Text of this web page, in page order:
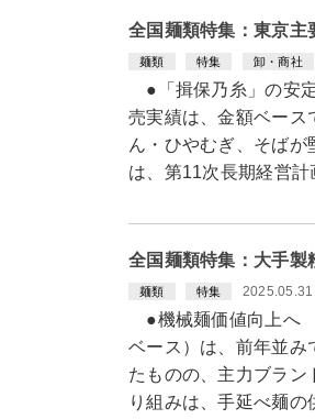
全国麺類特集：東京
麺類 特集 卸・商社
●「揖保乃糸」の安
売実績は、金額ベース
ん・ひやむぎ、そばが
は、第11次長期経営
全国麺類特集：大手
麺類 特集 2025.05.31
●機械麺価値向上へ
ベース）は、前年並み
たものの、主力ブラ
り組みは、手延べ麺